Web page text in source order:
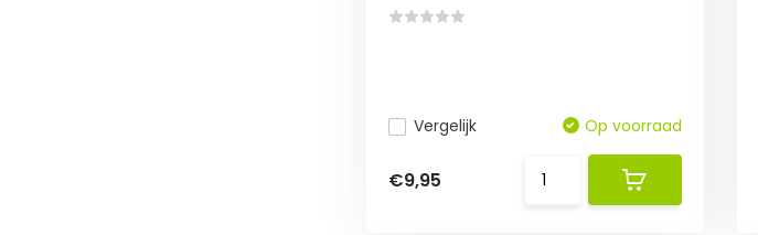
Vergelijk Op voorraad
€9,95